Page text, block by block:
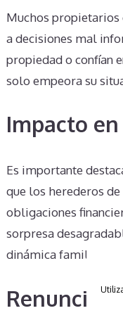
Muchos propietarios
a decisiones mal
propiedad o confían
solo empeora su
Impacto
Es importante
que los herederos
obligaciones
sorpresa
dinámica familiar.
Renuncias